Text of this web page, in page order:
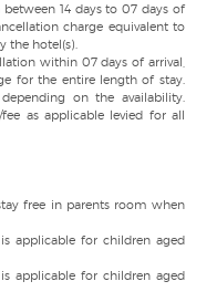
14 days to 07 days of
charge equivalent to
the hotel(s).
within 07 days of arrival,
for the entire length of stay.
on the availability.
as applicable levied for all
free in parents room when
applicable for children aged
applicable for children aged